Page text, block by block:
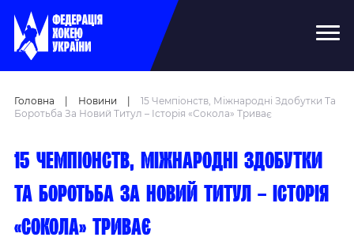
Головна Новини
15 Чемпіонств, Міжнародні Здобутки Та
Боротьба За Новий Титул – Історія «Сокола» Триває
15 чемпіонств, міжнародні здобутки
та боротьба за новий титул – історія
«Сокола» триває